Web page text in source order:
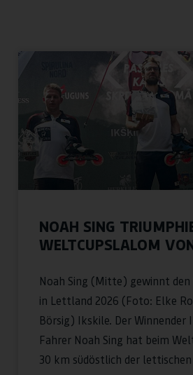
NOAH SING
WELTCUPSLALOM
Noah Sing (Mitte) gewinnt
in Lettland 2026 (Foto: Elke
Börsig) Ikskile. Der Winnender
Fahrer Noah Sing hat beim
30 km südöstlich der